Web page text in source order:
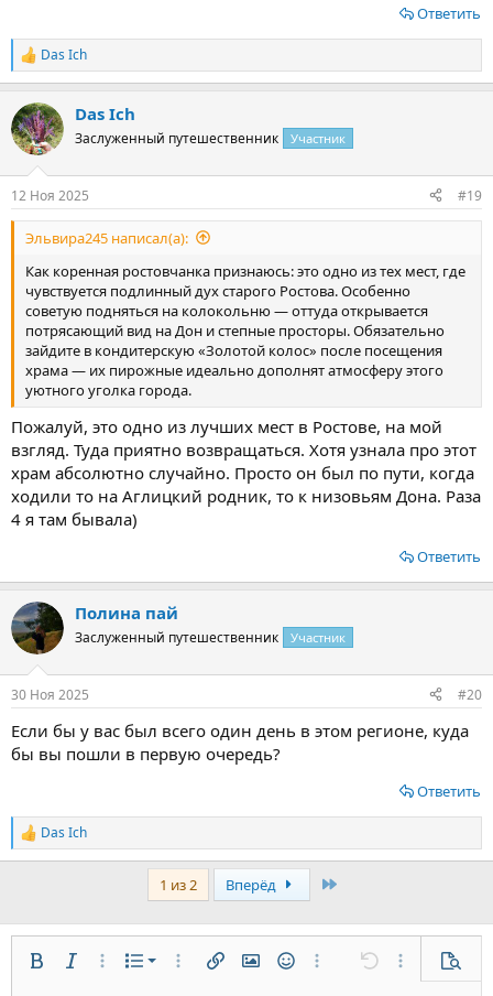
Ответить
Р
е
к
ц
и
Das Ich
Das Ich
Заслуженный путешественник Участник
12 Ноя 2025 #19
Эльвира245 написал(а):
Как коренная ростовчанка признаюсь: это одно из тех мест, где
чувствуется подлинный дух старого Ростова. Особенно
советую подняться на колокольню — оттуда открывается
потрясающий вид на Дон и степные просторы. Обязательно
зайдите в кондитерскую «Золотой колос» после посещения
храма — их пирожные идеально дополнят атмосферу этого
уютного уголка города.
Пожалуй, это одно из лучших мест в Ростове, на мой
взгляд. Туда приятно возвращаться. Хотя узнала про этот
храм абсолютно случайно. Просто он был по пути, когда
ходили то на Аглицкий родник, то к низовьям Дона. Раза
4 я там бывала)
Ответить
Полина пай
Заслуженный путешественник Участник
30 Ноя 2025 #20
Если бы у вас был всего один день в этом регионе, куда
бы вы пошли в первую очередь?
Ответить
Р
е
и
Das Ich
1 из 2 Вперёд
ЖирныйКурсивДополнительно...
СписокНумерованный список
Дополнительно...
Вставить ссылку
Вставить изображение
СмайлыДополнительно...
Отменить